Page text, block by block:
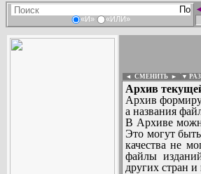
«И» «ИЛИ»
◄ СМЕНИТЬ ► ▼
Архив
Архив
а названия
В Архиве
Это могут
качества не
файлы
других стран и